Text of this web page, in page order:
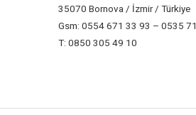
35070 Bornova / İzmir / Türkiye
Gsm: 0554 671 33 93 – 0535
T: 0850 305 49 10